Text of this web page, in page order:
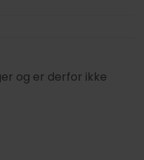
og er derfor ikke